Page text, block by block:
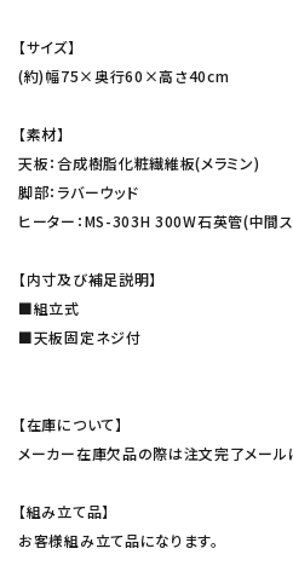
【サイズ】
(約)幅75×奥行60×高さ40cm
【素材】
天板：合成樹脂化粧繊維板(メラミン)
脚部：ラバーウッド
ヒーター：MS-303H 300W石英管(中間
【内寸及び補足説明】
■組立式
■天板固定ネジ付
【在庫について】
メーカー在庫欠品の際は注文完了メール
【組み立て品】
お客様組み立て品になります。